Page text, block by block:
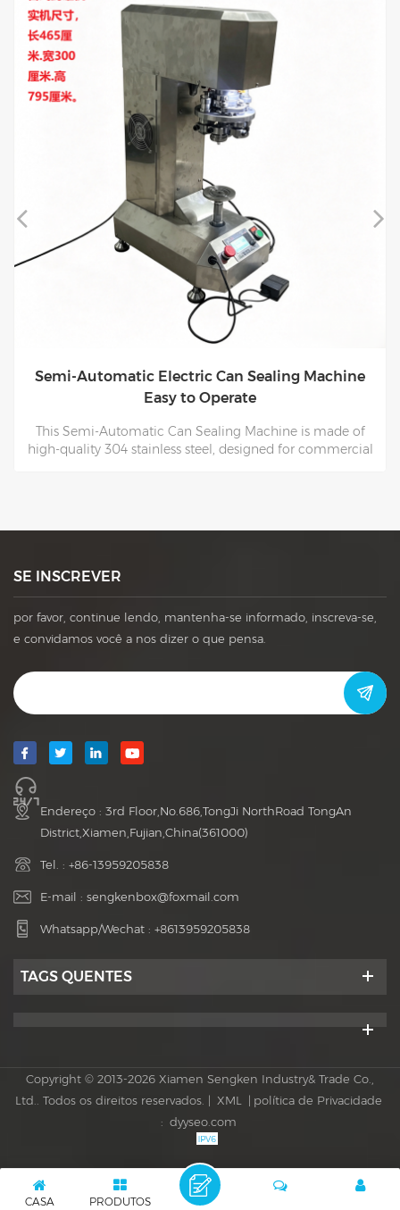
New Chinese Style Fresh and Elegant Tea Leather
Box with Two Metal Boxes and Handbag for Gift
New Chinese Style Fresh and Elegant Tea Leather Box
with Two Metal Boxes and Handbag for Gift Size is can be
SE INSCREVER
por favor, continue lendo, mantenha-se informado, inscreva-se,
e convidamos você a nos dizer o que pensa.
Endereço : 3rd Floor,No.686,TongJi NorthRoad TongAn
District,Xiamen,Fujian,China(361000)
Tel. : +86-13959205838
E-mail : sengkenbox@foxmail.com
Whatsapp/Wechat : +8613959205838
TAGS QUENTES
Copyright © 2013-2026 Xiamen Sengken Industry& Trade Co.,
Ltd.. Todos os direitos reservados. | XML | política de Privacidade
: dyyseo.com
CASA PRODUTOS